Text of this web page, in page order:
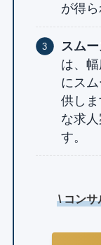
が得ら
スム
は、
にス
供し
な求
す。
\ コンサ